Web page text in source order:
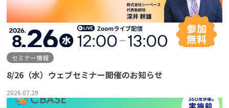
会社情報
よくある質問
セミナー情報
8/26（水）ウェブセミナー開催のお知らせ
2026.07.29